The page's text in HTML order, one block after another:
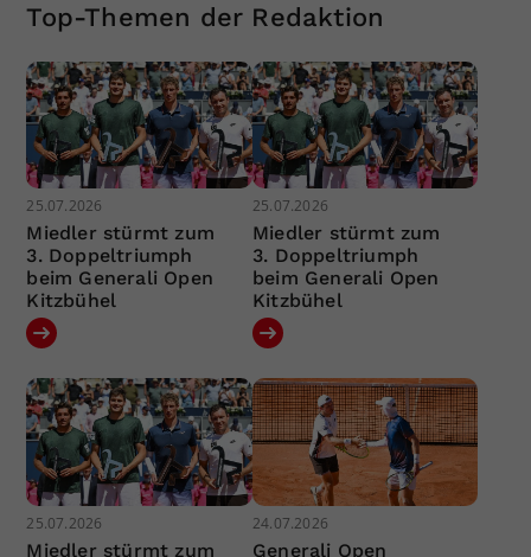
Top-Themen der Redaktion
25.07.2026
Miedler stürmt zum
3. Doppeltriumph
beim Generali Open
Kitzbühel
25.07.2026
Miedler stürmt zum
3. Doppeltriumph
beim Generali Open
Kitzbühel
25.07.2026
Miedler stürmt zum
24.07.2026
Generali Open